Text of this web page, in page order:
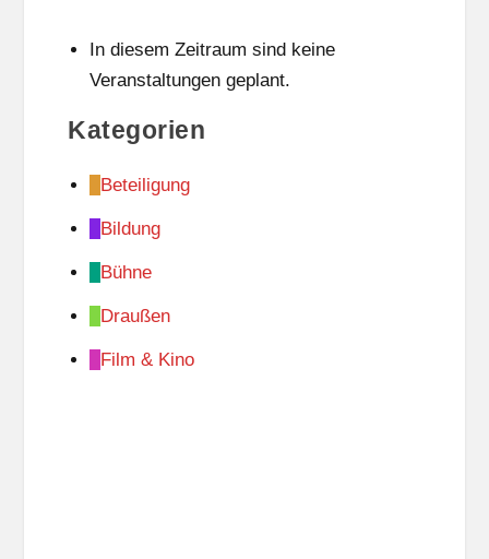
In diesem Zeitraum sind keine
Veranstaltungen geplant.
Kategorien
Beteiligung
Bildung
Bühne
Draußen
Film & Kino